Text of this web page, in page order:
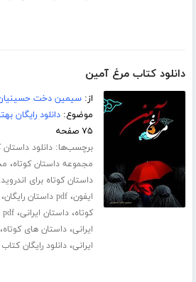
دانلود کتاب مرغ آمین
از:سیمین دخت
موضوع:دانلود رایگان
۷۵ صفحه
برچسب‌ها:دانلود
مجموعه داستان کوتاه،
داستان کوتاه برای اندروید
ایفون،pdf داستان رایگان
کوتاه،داستان ایرانی،pdf داستان رایگان
ایرانی،داستان های کوتاه
ایرانی،دانلود رایگان